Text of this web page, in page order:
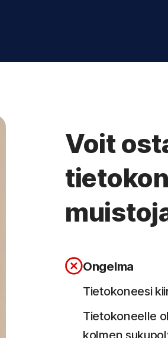
Voit
Ongelma
Tietokoneesi
Tietokoneelle
kolmen